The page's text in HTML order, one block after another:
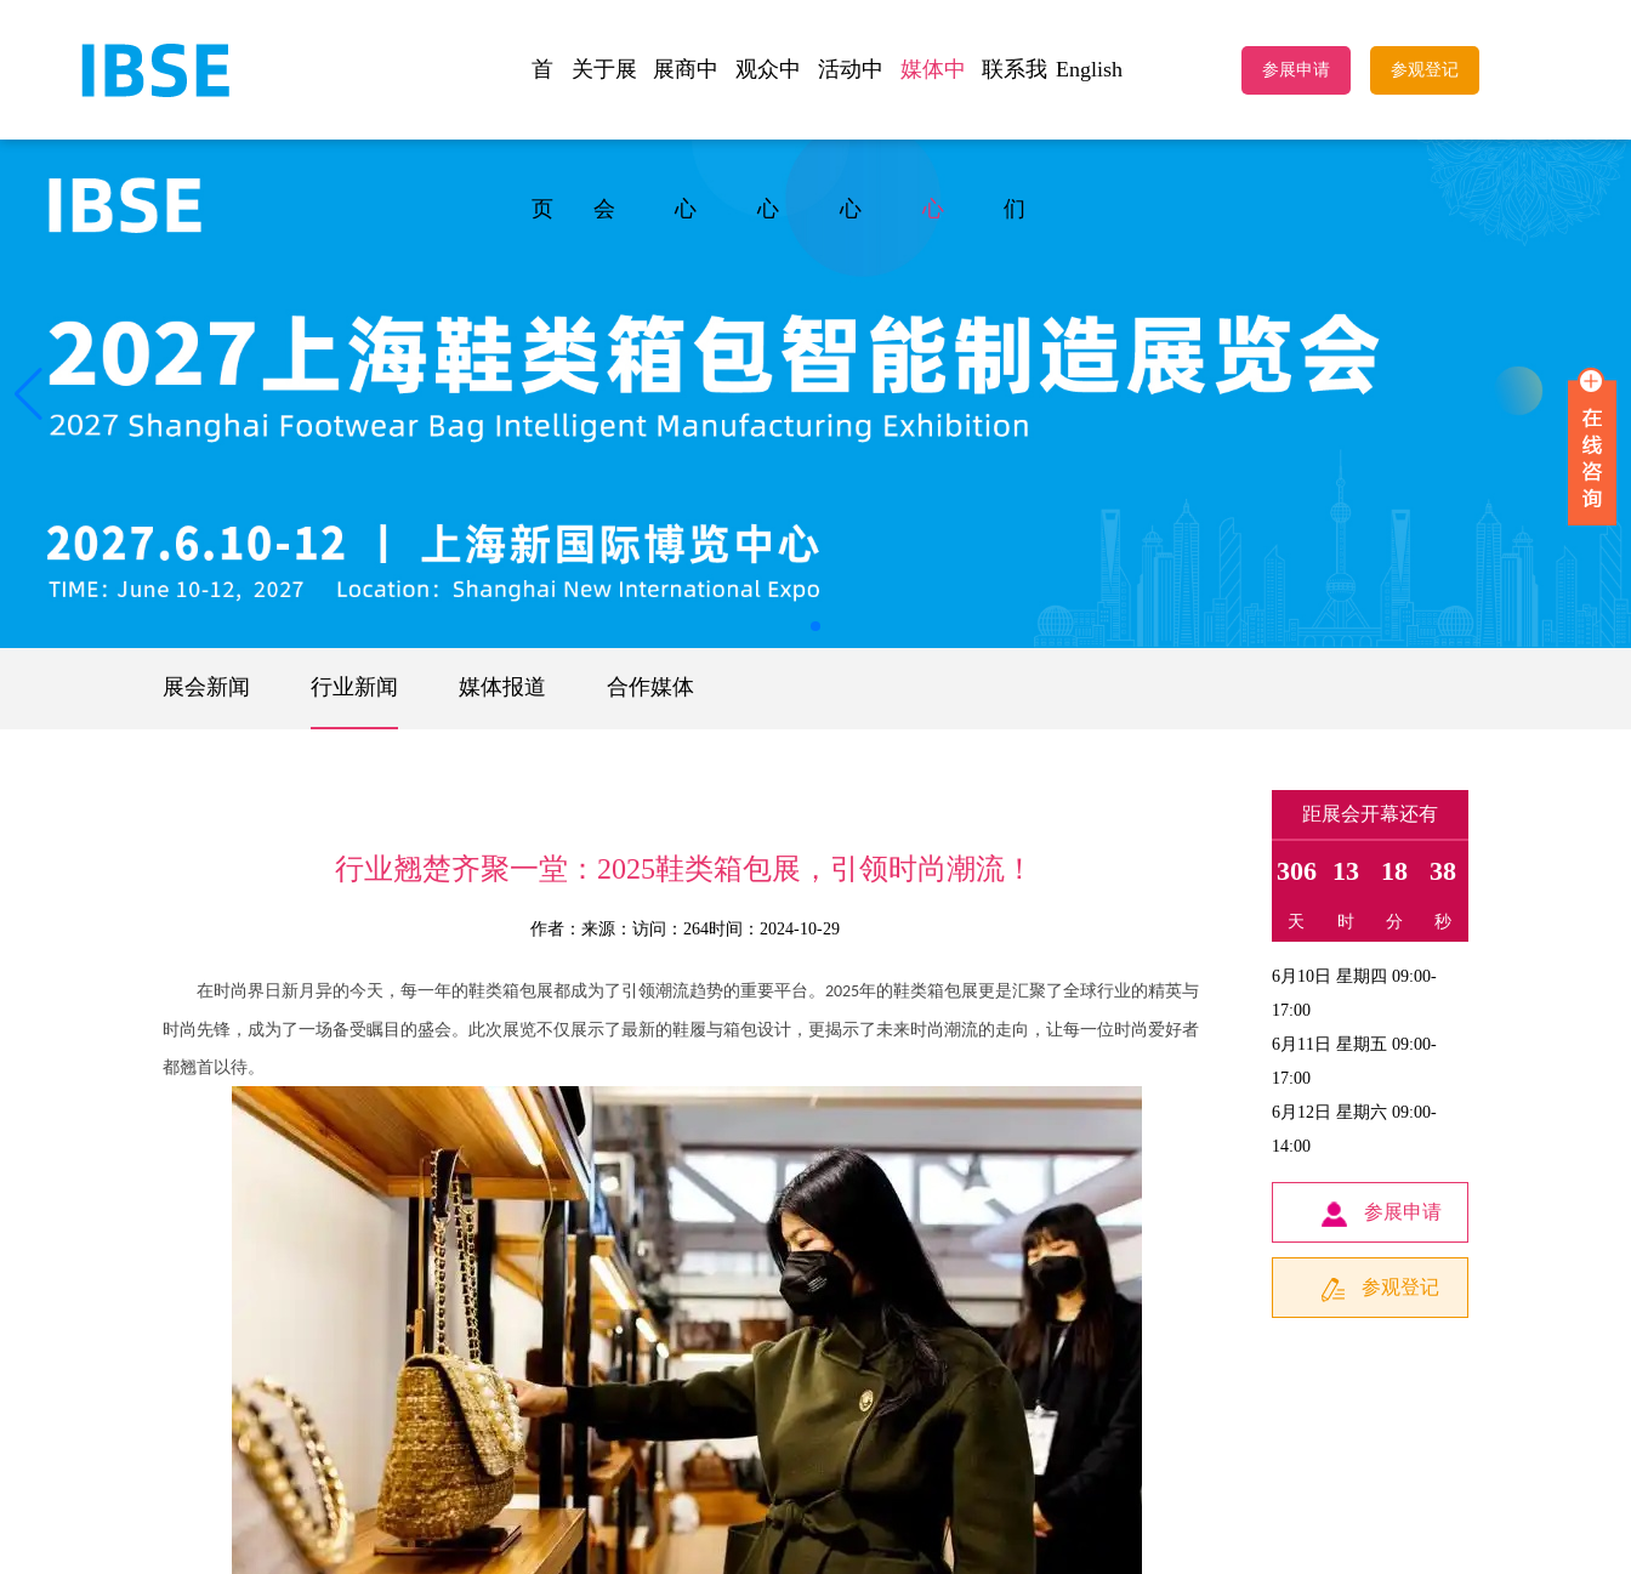
首
页
关于展
会
展商中
心
观众中
心
活动中
心
媒体中
心
联系我
们
English 参展申请 参观登记
展会新闻 行业新闻 媒体报道 合作媒体
行业翘楚齐聚一堂：2025鞋类箱包展，引领时尚潮流！
作者： 来源： 访问：264时间：2024-10-29
在时尚界日新月异的今天，每一年的鞋类箱包展都成为了引领潮流趋势的重要平台。2025年的鞋类箱包展更是汇聚了全球行业的精英与
时尚先锋，成为了一场备受瞩目的盛会。此次展览不仅展示了最新的鞋履与箱包设计，更揭示了未来时尚潮流的走向，让每一位时尚爱好者
都翘首以待。
距展会开幕还有
306 13 18 37
天 时 分 秒
6月10日 星期四 09:00-
17:00
6月11日 星期五 09:00-
17:00
6月12日 星期六 09:00-
14:00
参展申请
参观登记